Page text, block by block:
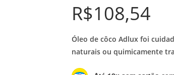
R$108,54
Óleo de côco Adlux foi
naturais ou quimicamente